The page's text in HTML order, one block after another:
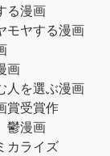
る漫画
モヤする漫画
画
人を選ぶ漫画
賞受賞作
鬱漫画
カライズ